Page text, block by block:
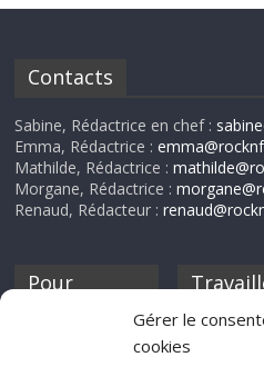
Gérer le
cookies
Contacts
Sabine, Rédactrice en chef :
Emma, Rédactrice :
Mathilde, Rédactrice :
Morgane, Rédactrice :
Renaud, Rédacteur :
Pour
discothèque
Si tu